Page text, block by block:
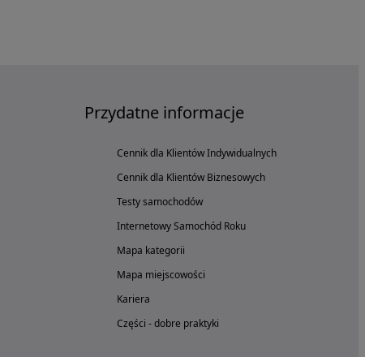
Przydatne informacje
Cennik dla Klientów Indywidualnych
Cennik dla Klientów Biznesowych
Testy samochodów
Internetowy Samochód Roku
Mapa kategorii
Mapa miejscowości
Kariera
Części - dobre praktyki